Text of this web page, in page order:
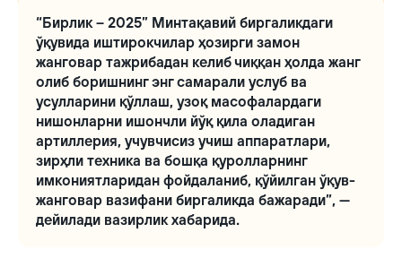
“Бирлик – 2025” Минтақавий биргаликдаги
ўқувида иштирокчилар ҳозирги замон
жанговар тажрибадан келиб чиққан ҳолда жанг
олиб боришнинг энг самарали услуб ва
усулларини қўллаш, узоқ масофалардаги
нишонларни ишончли йўқ қила оладиган
артиллерия, учувчисиз учиш аппаратлари,
зирҳли техника ва бошқа қуролларнинг
имкониятларидан фойдаланиб, қўйилган ўқув-
жанговар вазифани биргаликда бажаради”, —
дейилади вазирлик хабарида.